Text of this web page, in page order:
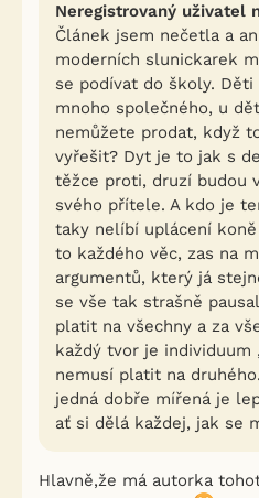
Neregistrovaný uživatel
Článek jsem nečetla a
moderních slunickarek
se podívat do školy.
mnoho společného, u
nemůžete prodat, když
vyřešit? Dyt je to jak s
těžce proti, druzí budou
svého přítele. A kdo je
taky nelíbí uplácení
to každého věc, zas na
argumentů, který já
se vše tak strašně
platit na všechny a za
každý tvor je individuum
nemusí platit na
jedná dobře mířená je
ať si dělá každej, jak se
Hlavně,že má autorka